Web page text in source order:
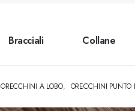
Bracciali Collane
ORECCHINI A LOBO, ORECCHINI PUNTO